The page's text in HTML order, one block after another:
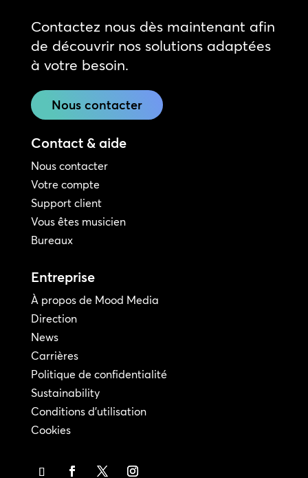
Contactez nous dès maintenant afin
de découvrir nos solutions adaptées
à votre besoin.
Nous contacter
Contact & aide
Nous contacter
Votre compte
Support client
Vous êtes musicien
Bureaux
Entreprise
À propos de Mood Media
Direction
News
Carrières
Politique de confidentialité
Sustainability
Conditions d'utilisation
Cookies